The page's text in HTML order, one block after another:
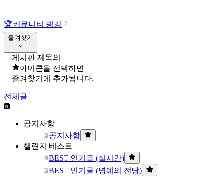
🏆커뮤니티 랭킹
즐겨찾기
게시판 제목의
아이콘을 선택하면
즐겨찾기에 추가됩니다.
전체글
공지사항
공지사항
챌린지 베스트
BEST 인기글 (실시간)
BEST 인기글 (명예의 전당)